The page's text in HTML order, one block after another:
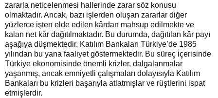
zararla neticelenmesi hallerinde zarar söz konusu
olmaktadır. Ancak, bazı işlerden oluşan zararlar diğer
yüzlerce işten elde edilen kârdan mahsup edilmekte ve
kalan net kâr dağıtılmaktadır. Bu durumda, dağıtılan kâr payı
aşağıya düşmektedir. Katılım Bankaları Türkiye’de 1985
yılından bu yana faaliyet göstermektedir. Bu süreç içerisinde
Türkiye ekonomisinde önemli krizler, dalgalanmalar
yaşanmış, ancak emniyetli çalışmaları dolayısıyla Katılım
Bankaları bu krizleri başarıyla atlatmışlar ve rüştlerini ispat
etmişlerdir.